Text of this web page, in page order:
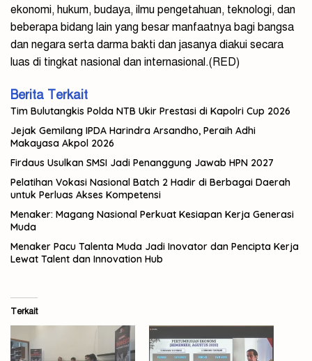
ekonomi, hukum, budaya, ilmu pengetahuan, teknologi, dan
beberapa bidang lain yang besar manfaatnya bagi bangsa
dan negara serta darma bakti dan jasanya diakui secara
luas di tingkat nasional dan internasional.(RED)
Berita Terkait
Tim Bulutangkis Polda NTB Ukir Prestasi di Kapolri Cup 2026
Jejak Gemilang IPDA Harindra Arsandho, Peraih Adhi
Makayasa Akpol 2026
Firdaus Usulkan SMSI Jadi Penanggung Jawab HPN 2027
Pelatihan Vokasi Nasional Batch 2 Hadir di Berbagai Daerah
untuk Perluas Akses Kompetensi
Menaker: Magang Nasional Perkuat Kesiapan Kerja Generasi
Muda
Menaker Pacu Talenta Muda Jadi Inovator dan Pencipta Kerja
Lewat Talent dan Innovation Hub
Terkait